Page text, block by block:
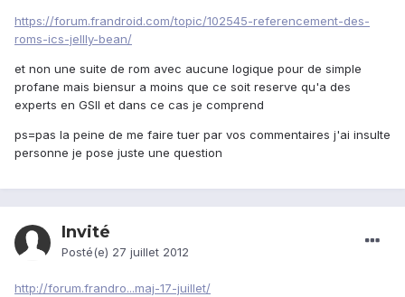
https://forum.frandroid.com/topic/102545-referencement-des-
roms-ics-jellly-bean/
et non une suite de rom avec aucune logique pour de simple
profane mais biensur a moins que ce soit reserve qu'a des
experts en GSII et dans ce cas je comprend
ps=pas la peine de me faire tuer par vos commentaires j'ai insulte
personne je pose juste une question
Invité
Posté(e) 27 juillet 2012
http://forum.frandro...maj-17-juillet/